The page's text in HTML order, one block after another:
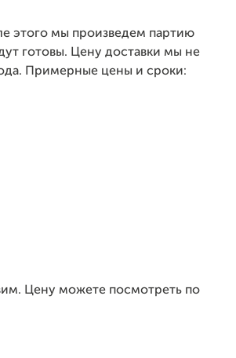
этого мы произведем партию
готовы. Цену доставки мы не
Примерные цены и сроки:
Цену можете посмотреть по